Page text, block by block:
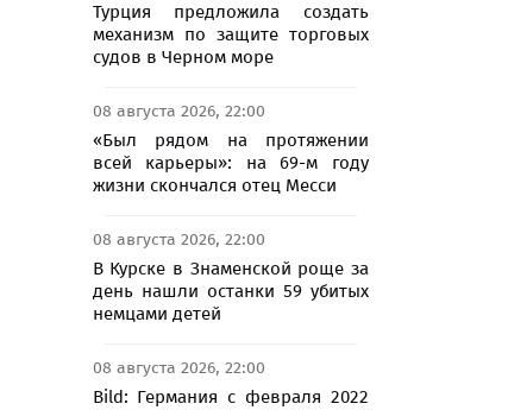
Турция предложила создать
механизм по защите торговых
судов в Черном море
08 августа 2026, 22:00
«Был рядом на протяжении
всей карьеры»: на 69-м году
жизни скончался отец Месси
08 августа 2026, 22:00
В Курске в Знаменской роще за
день нашли останки 59 убитых
немцами детей
08 августа 2026, 22:00
Bild: Германия с февраля 2022